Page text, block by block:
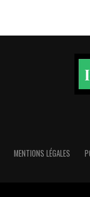
MENTIONS LÉGALES